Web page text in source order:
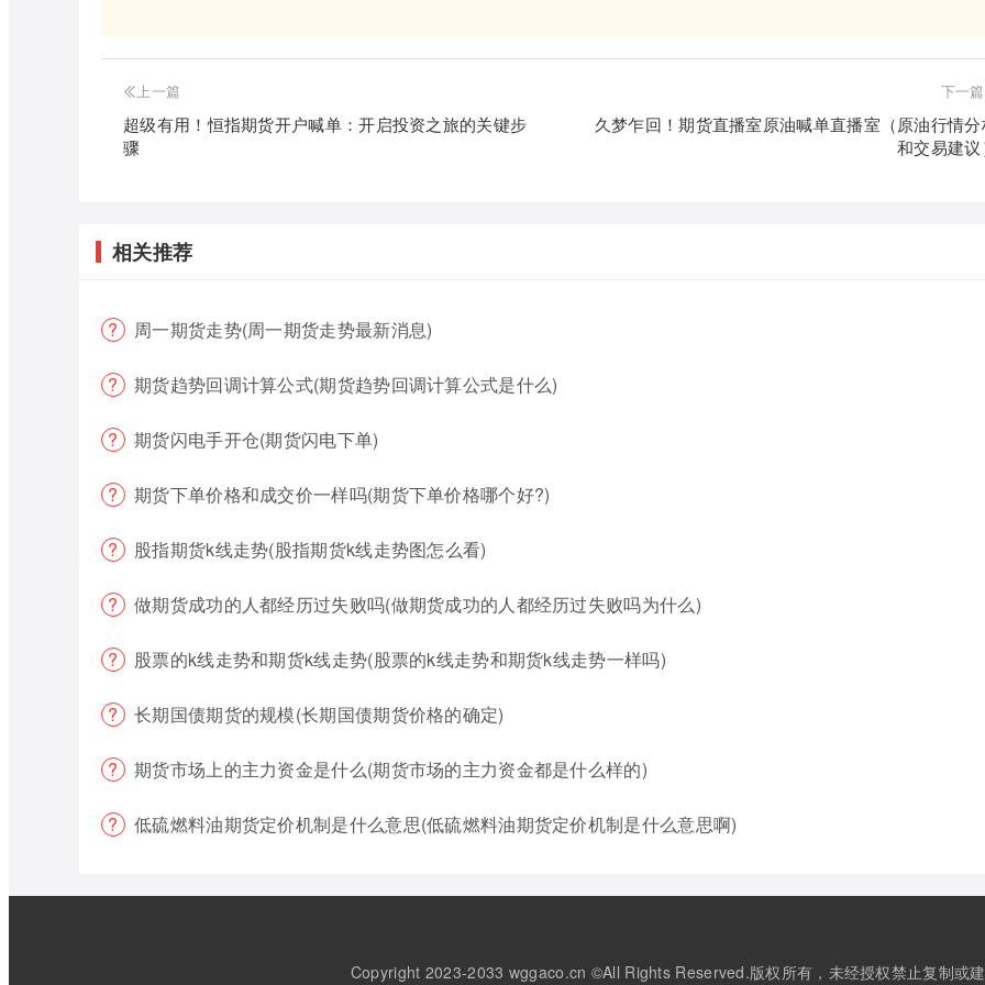
上一篇
超级有用！恒指期货开户喊单：开启投资之旅的关键步
骤
下一篇
久梦乍回！期货直播室原油喊单直播室（原油行情
和交易建
相关推荐
周一期货走势(周一期货走势最新消息)
期货趋势回调计算公式(期货趋势回调计算公式是什么)
期货闪电手开仓(期货闪电下单)
期货下单价格和成交价一样吗(期货下单价格哪个好?)
股指期货k线走势(股指期货k线走势图怎么看)
做期货成功的人都经历过失败吗(做期货成功的人都经历过失败吗为什么)
股票的k线走势和期货k线走势(股票的k线走势和期货k线走势一样吗)
长期国债期货的规模(长期国债期货价格的确定)
期货市场上的主力资金是什么(期货市场的主力资金都是什么样的)
低硫燃料油期货定价机制是什么意思(低硫燃料油期货定价机制是什么意思啊)
Copyright 2023-2033 wggaco.cn ©All Rights Reserved.版权所有，未经授权禁止复制或